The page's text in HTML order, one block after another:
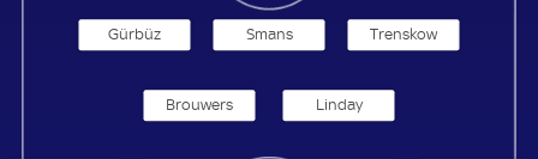
Linday
Brouwers
Trenskow
Smans
Gürbüz